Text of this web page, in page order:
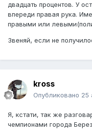
двадцать процентов. У
впереди правая рука.
правыми или
Звеняй, если не
kross
Опубликовано 25
Я, кстати, так же
чемпионами города